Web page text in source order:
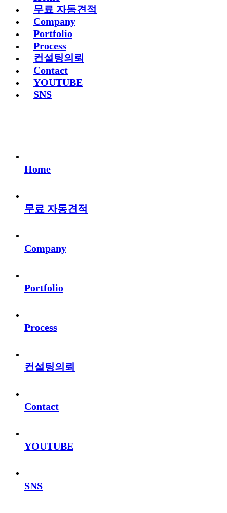
무료 자동견적
Company
Portfolio
Process
컨설팅의뢰
Contact
YOUTUBE
SNS
Home
무료 자동견적
Company
Portfolio
Process
컨설팅의뢰
Contact
YOUTUBE
SNS